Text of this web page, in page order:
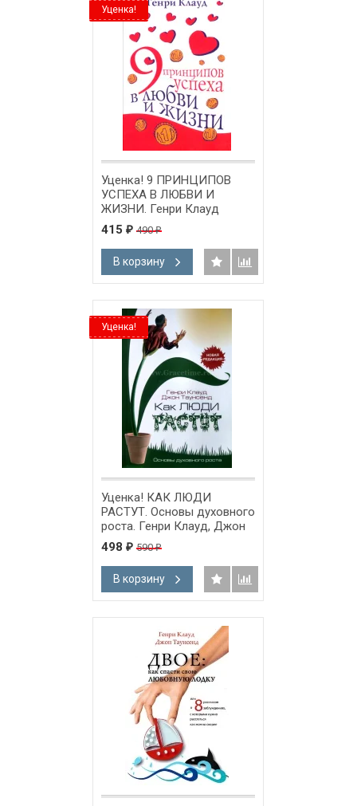
Уценка!
Уценка! 9 ПРИНЦИПОВ
УСПЕХА В ЛЮБВИ И
ЖИЗНИ. Генри Клауд
415 ₽ 490₽
В корзину
Уценка!
Уценка! КАК ЛЮДИ
РАСТУТ. Основы духовного
роста. Генри Клауд, Джон
Таунсенд
498 ₽ 590₽
В корзину